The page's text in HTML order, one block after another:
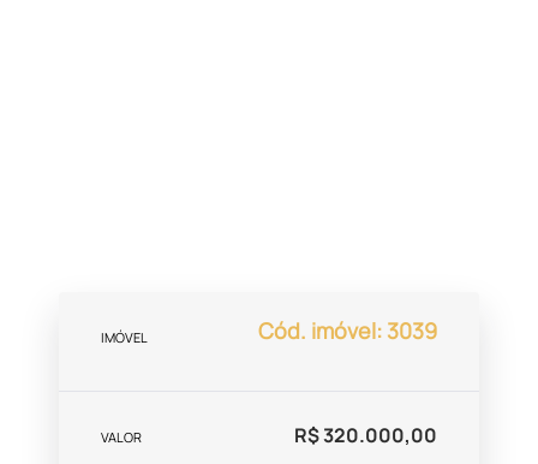
IMÓVEL Cód. imóvel: 3039
VALOR R$ 320.000,00